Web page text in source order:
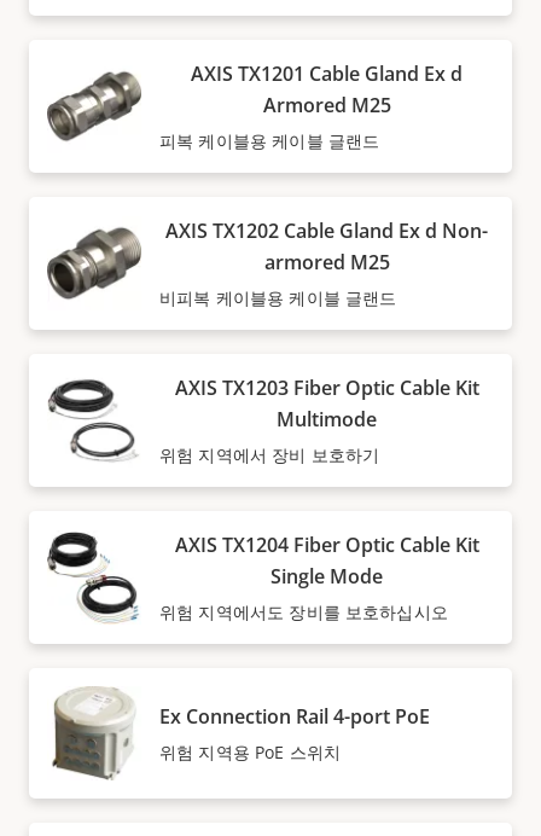
AXIS TX1201 Cable Gland Ex d
Armored M25
피복 케이블용 케이블 글랜드
AXIS TX1202 Cable Gland Ex d Non-
armored M25
비피복 케이블용 케이블 글랜드
AXIS TX1203 Fiber Optic Cable Kit
Multimode
위험 지역에서 장비 보호하기
AXIS TX1204 Fiber Optic Cable Kit
Single Mode
위험 지역에서도 장비를 보호하십시오
Ex Connection Rail 4-port PoE
위험 지역용 PoE 스위치